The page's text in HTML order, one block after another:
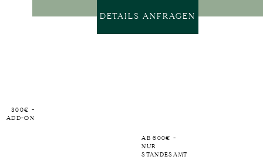
DETAILS ANFRAGEN
300€ -
ADD-ON
AB 600€ -
NUR
STANDESAMT